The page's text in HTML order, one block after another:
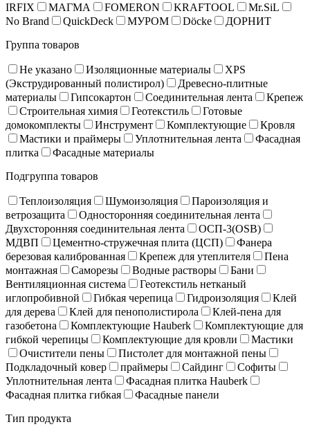
IRFIX
МАГМА FOMERON KRAFTOOL
Mr.SiL
No Brand
QuickDeck МУРОМ Döcke
ДОРНИТ
Группа товаров
Не указано Изоляционные материалы
XPS
(Экструдированный полистирол)
Древесно-плитные
материалы
Гипсокартон Соединительная лента
Крепеж
Строительная химия
Геотекстиль
Готовые
домокомплекты
Инструмент Комплектующие
Кровля
Мастики и праймеры
Уплотнительная лента
Фасадная
плитка
Фасадные материалы
Подгруппа товаров
Теплоизоляция Шумоизоляция
Пароизоляция и
ветрозащита
Односторонняя соединительная лента
Двухсторонняя соединительная лента
ОСП-3(OSB)
МДВП
Цементно-стружечная плита (ЦСП)
Фанера
березовая калиброванная
Крепеж для утеплителя
Пена
монтажная
Саморезы Водные растворы
Бани
Вентиляционная система
Геотекстиль нетканый
иглопробивной
Гибкая черепица Гидроизоляция
Клей
для дерева
Клей для пенополистирола
Клей-пена для
газобетона
Комплектующие Hauberk
Комплектующие для
гибкой черепицы
Комплектующие для кровли
Мастики
Очистители пены
Пистолет для монтажной пены
Подкладочный ковер
праймеры Сайдинг
Софиты
Уплотнительная лента
Фасадная плитка Hauberk
Фасадная плитка гибкая
Фасадные панели
Тип продукта